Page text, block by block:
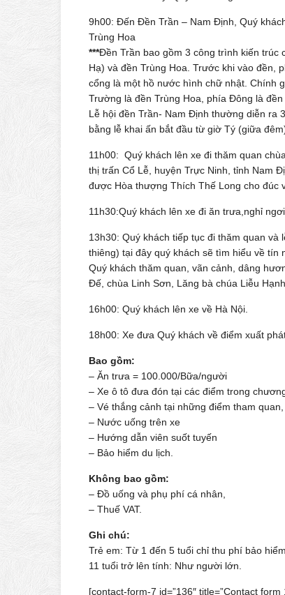
9h00: Đến Đền Trần – Nam Định, Quý
Trùng Hoa
***Đền Trần bao gồm 3 công trình kiến trúc
Hạ) và đền Trùng Hoa. Trước khi vào đền,
cổng là một hồ nước hình chữ nhật. Chính
Trường là đền Trùng Hoa, phía Đông là đền
Lễ hội đền Trần- Nam Định thường diễn ra
bằng lễ khai ấn bắt đầu từ giờ Tý (giữa
11h00: Quý khách lên xe đi thăm quan
thị trấn Cổ Lễ, huyện Trực Ninh, tỉnh Nam
được Hòa thượng Thích Thế Long cho đúc
11h30:Quý khách lên xe đi ăn trưa,nghỉ
13h30: Quý khách tiếp tục đi thăm quan
thiêng) tại đây quý khách sẽ tìm hiểu về tín
Quý khách thăm quan, vãn cảnh, dâng
Đế, chùa Linh Sơn, Lăng bà chúa Liễu Hạnh.
16h00: Quý khách lên xe về Hà Nội.
18h00: Xe đưa Quý khách về điểm xuất
Bao gồm:
– Ăn trưa = 100.000/Bữa/người
– Xe ô tô đưa đón tại các điểm trong
– Vé thắng cảnh tại những điểm tham quan,
– Nước uống trên xe
– Hướng dẫn viên suốt tuyến
– Bảo hiểm du lịch.
Không bao gồm:
– Đồ uống và phụ phí cá nhân,
– Thuế VAT.
Ghi chú:
Trẻ em: Từ 1 đến 5 tuổi chỉ thu phí bảo
11 tuổi trở lên tính: Như người lớn.
[contact-form-7 id=”136″ title=”Contact form